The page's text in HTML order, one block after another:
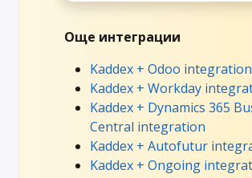
Още интеграции
Kaddex + Odoo integration
Kaddex + Workday
Kaddex + Dynamics 365
Central integration
Kaddex + Autofutur
Kaddex + Ongoing